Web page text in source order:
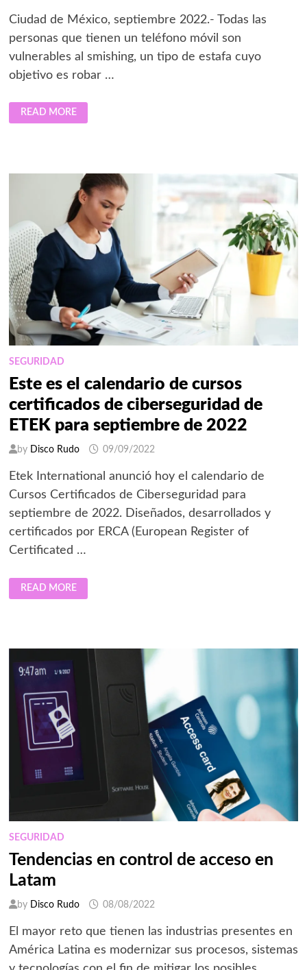
Ciudad de México, septiembre 2022.- Todas las
personas que tienen un teléfono móvil son
vulnerables al smishing, un tipo de estafa cuyo
objetivo es robar …
LOS
SMS
PIRATAS:
LAS
USUARIOS
READ MORE
SEGURIDAD
Este es el calendario de cursos
certificados de ciberseguridad de
ETEK para septiembre de 2022
by Disco Rudo 09/09/2022
Etek International anunció hoy el calendario de
Cursos Certificados de Ciberseguridad para
septiembre de 2022. Diseñados, desarrollados y
certificados por ERCA (European Register of
Certificated …
ESTE
ES
EL
DE
CIBERSEGURIDAD
DE
ETEK
SEPTIEMBRE
DE
2022
READ MORE
SEGURIDAD
Tendencias en control de acceso en
Latam
by Disco Rudo 08/08/2022
El mayor reto que tienen las industrias presentes en
América Latina es modernizar sus procesos, sistemas